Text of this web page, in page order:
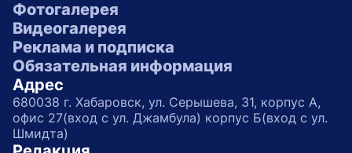
Фотогалерея
Видеогалерея
Реклама и подписка
Обязательная информация
Адрес
680038 г. Хабаровск, ул. Серышева, 31, корпус А,
офис 27(вход с ул. Джамбула) корпус Б(вход с ул.
Шмидта)